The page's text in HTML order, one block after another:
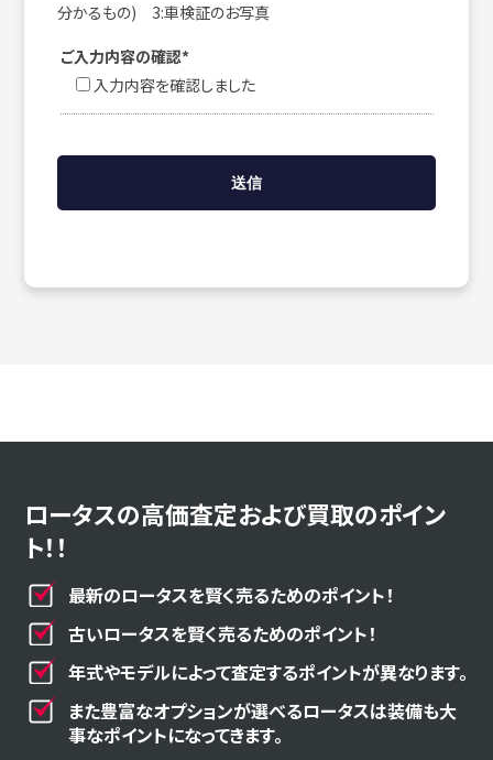
分かるもの) 3:車検証のお写真
ご入力内容の確認*
入力内容を確認しました
ロータスの高価査定および買取のポイン
ト！！
最新のロータスを賢く売るためのポイント！
古いロータスを賢く売るためのポイント！
年式やモデルによって査定するポイントが異なります。
また豊富なオプションが選べるロータスは装備も大
事なポイントになってきます。